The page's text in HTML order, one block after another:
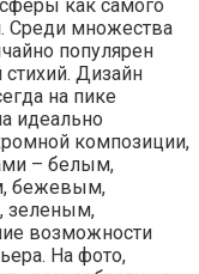
как самого
Среди множества
популярен
Дизайн
на пике
идеально
композиции,
– белым,
бежевым,
зеленым,
возможности
На фото,